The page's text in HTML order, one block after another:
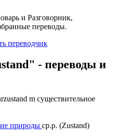
и Разговорник,
переводы.
- переводы и
m существительное
природы ср.р. (Zustand)